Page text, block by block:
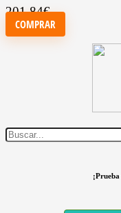
201,84€
COMPRAR